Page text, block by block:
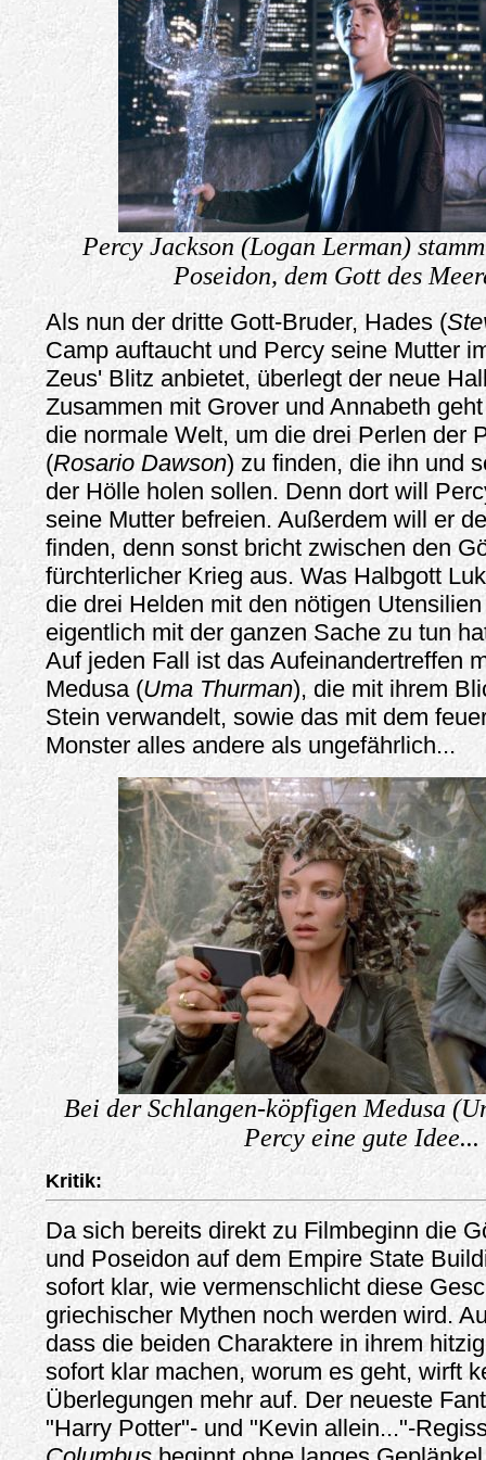
Percy Jackson (Logan Lerman)
Poseidon, dem Gott des
Als nun der dritte Gott-Bruder, Hades (
Camp auftaucht und Percy seine Mutter
Zeus' Blitz anbietet, überlegt der neue
Zusammen mit Grover und Annabeth
die normale Welt, um die drei Perlen der
(Rosario Dawson) zu finden, die ihn und
der Hölle holen sollen. Denn dort will
seine Mutter befreien. Außerdem will er
finden, denn sonst bricht zwischen den
fürchterlicher Krieg aus. Was Halbgott
die drei Helden mit den nötigen
eigentlich mit der ganzen Sache zu tun
Auf jeden Fall ist das Aufeinandertreffen
Medusa (Uma Thurman), die mit ihrem
Stein verwandelt, sowie das mit dem
Monster alles andere als ungefährlich...
Bei der Schlangen-köpfigen Medusa
Percy eine gute Idee...
Kritik:
Da sich bereits direkt zu Filmbeginn die
und Poseidon auf dem Empire State
sofort klar, wie vermenschlicht diese
griechischer Mythen noch werden wird.
dass die beiden Charaktere in ihrem
sofort klar machen, worum es geht, wirft
Überlegungen mehr auf. Der neueste
"Harry Potter"- und "Kevin allein..."-